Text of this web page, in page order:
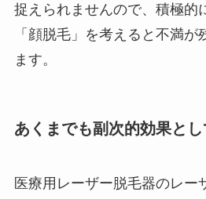
捉えられませんので、積極的
「顔脱毛」を考えると不満
ます。
あくまでも副次的効果と
医療用レーザー脱毛器のレー